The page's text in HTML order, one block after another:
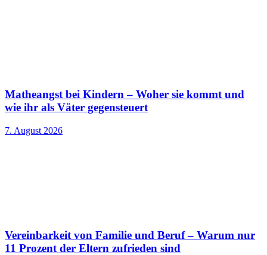
Matheangst bei Kindern – Woher sie kommt und
wie ihr als Väter gegensteuert
7. August 2026
Vereinbarkeit von Familie und Beruf – Warum nur
11 Prozent der Eltern zufrieden sind